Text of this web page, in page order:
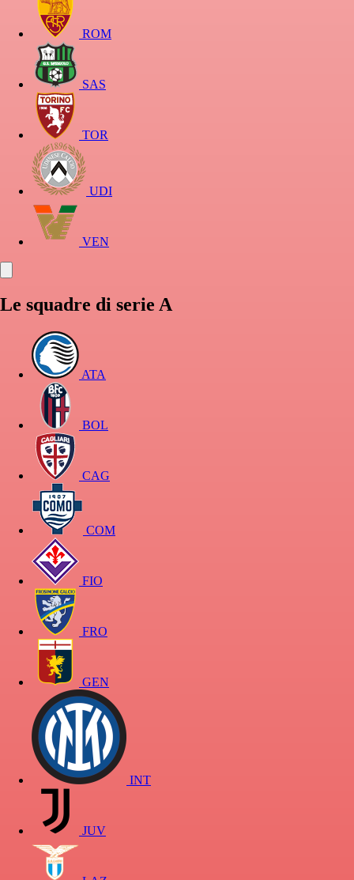
ROM
SAS
TOR
UDI
VEN
Le squadre di serie A
ATA
BOL
CAG
COM
FIO
FRO
GEN
INT
JUV